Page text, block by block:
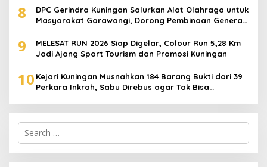
8
DPC Gerindra Kuningan Salurkan Alat Olahraga untuk
Masyarakat Garawangi, Dorong Pembinaan Generasi
9
MELESAT RUN 2026 Siap Digelar, Colour Run 5,28 Km
Jadi Ajang Sport Tourism dan Promosi Kuningan
10 Kejari Kuningan Musnahkan 184 Barang Bukti dari 39
Perkara Inkrah, Sabu Direbus agar Tak Bisa
Search
for: